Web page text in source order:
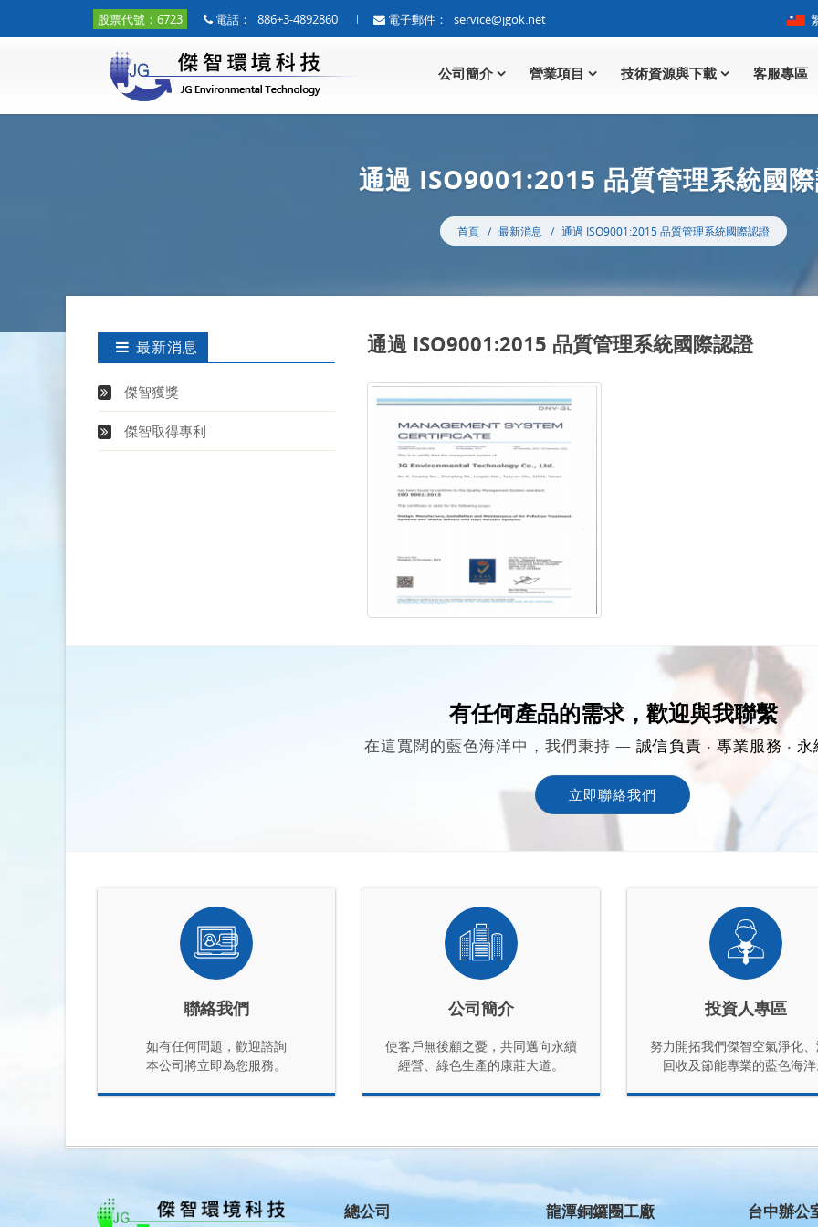
股票代號：6723 電話： 886+3-4892860 電子郵件： service@jgok.net
公司簡介 營業項目 技術資源與下載 客服專區
通過 ISO9001:2015 品質管理系統國
首頁 最新消息 通過 ISO9001:2015 品質管理系統國際認證
通過 ISO9001:2015 品質管理系統國際認證
最新消息
傑智獲獎
傑智取得專利
有任何產品的需求，歡迎與我聯繫
在這寬闊的藍色海洋中，我們秉持 — 誠信負責 ‧ 專業服務 ‧ 永
立即聯絡我們
聯絡我們
如有任何問題，歡迎諮詢
本公司將立即為您服務。
公司簡介
使客戶無後顧之憂，共同邁向永續
經營、綠色生產的康莊大道。
投資人專區
努力開拓我們傑智空氣淨化
回收及節能專業的藍色海
總公司 龍潭銅鑼圈工廠 台中辦公